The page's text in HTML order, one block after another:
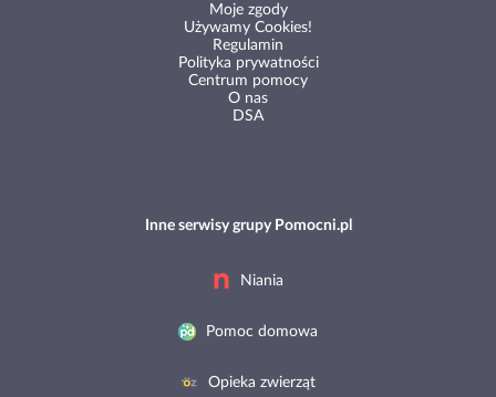
Moje zgody
Używamy Cookies!
Regulamin
Polityka prywatności
Centrum pomocy
O nas
DSA
Inne serwisy grupy Pomocni.pl
Niania
Pomoc domowa
Opieka zwierząt